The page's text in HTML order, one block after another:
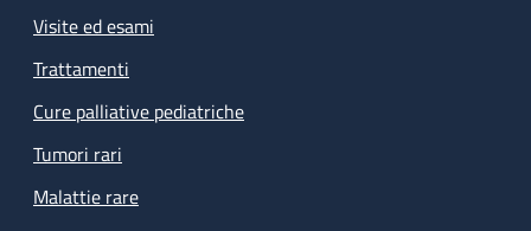
Visite ed esami
Trattamenti
Cure palliative pediatriche
Tumori rari
Malattie rare